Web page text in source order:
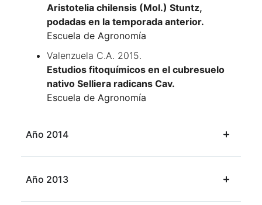
Aristotelia chilensis (Mol.) Stuntz,
podadas en la temporada anterior.
Escuela de Agronomía
Valenzuela C.A. 2015.
Estudios fitoquímicos en el cubresuelo
nativo Selliera radicans Cav.
Escuela de Agronomía
Año 2014
Año 2013